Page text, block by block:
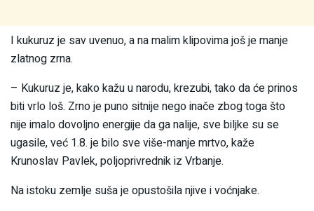
I kukuruz je sav uvenuo, a na malim klipovima još je manje
zlatnog zrna.
– Kukuruz je, kako kažu u narodu, krezubi, tako da će prinos
biti vrlo loš. Zrno je puno sitnije nego inače zbog toga što
nije imalo dovoljno energije da ga nalije, sve biljke su se
ugasile, već 1.8. je bilo sve više-manje mrtvo, kaže
Krunoslav Pavlek, poljoprivrednik iz Vrbanje.
Na istoku zemlje suša je opustošila njive i voćnjake.